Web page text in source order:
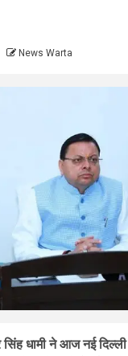
News Warta
धामी ने आज नई